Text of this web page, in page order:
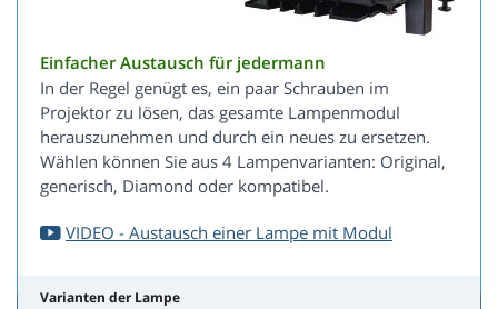
Einfacher Austausch für jedermann
In der Regel genügt es, ein paar Schrauben im
Projektor zu lösen, das gesamte Lampenmodul
herauszunehmen und durch ein neues zu ersetzen.
Wählen können Sie aus 4 Lampenvarianten: Original,
generisch, Diamond oder kompatibel.
VIDEO - Austausch einer Lampe mit Modul
Varianten der Lampe